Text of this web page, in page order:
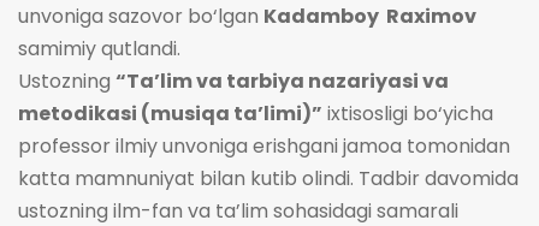
unvoniga sazovor bo‘lgan Kadamboy Raximov
samimiy qutlandi.
Ustozning “Ta’lim va tarbiya nazariyasi va
metodikasi (musiqa ta’limi)” ixtisosligi bo‘yicha
professor ilmiy unvoniga erishgani jamoa tomonidan
katta mamnuniyat bilan kutib olindi. Tadbir davomida
ustozning ilm-fan va ta’lim sohasidagi samarali